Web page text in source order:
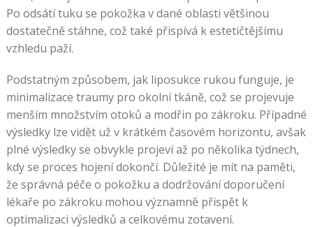
Po odsátí tuku se pokožka v dané oblasti většinou
dostatečně stáhne, což také přispívá k estetičtějšímu
vzhledu paží.
Podstatným způsobem, jak liposukce rukou funguje, je
minimalizace traumy pro okolní tkáně, což se projevuje
menším množstvím otoků a modřin po zákroku. Případné
výsledky lze vidět už v krátkém časovém horizontu, avšak
plné výsledky se obvykle projeví až po několika týdnech,
kdy se proces hojení dokončí. Důležité je mít na paměti,
že správná péče o pokožku a dodržování doporučení
lékaře po zákroku mohou významně přispět k
optimalizaci výsledků a celkovému zotavení.